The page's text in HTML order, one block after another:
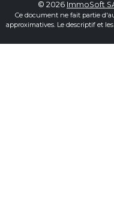
© 2026 ImmoSoft
Ce document ne fait partie
approximatives. Le descriptif et